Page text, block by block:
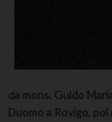
da mons. Guido
Duomo a Rovigo,